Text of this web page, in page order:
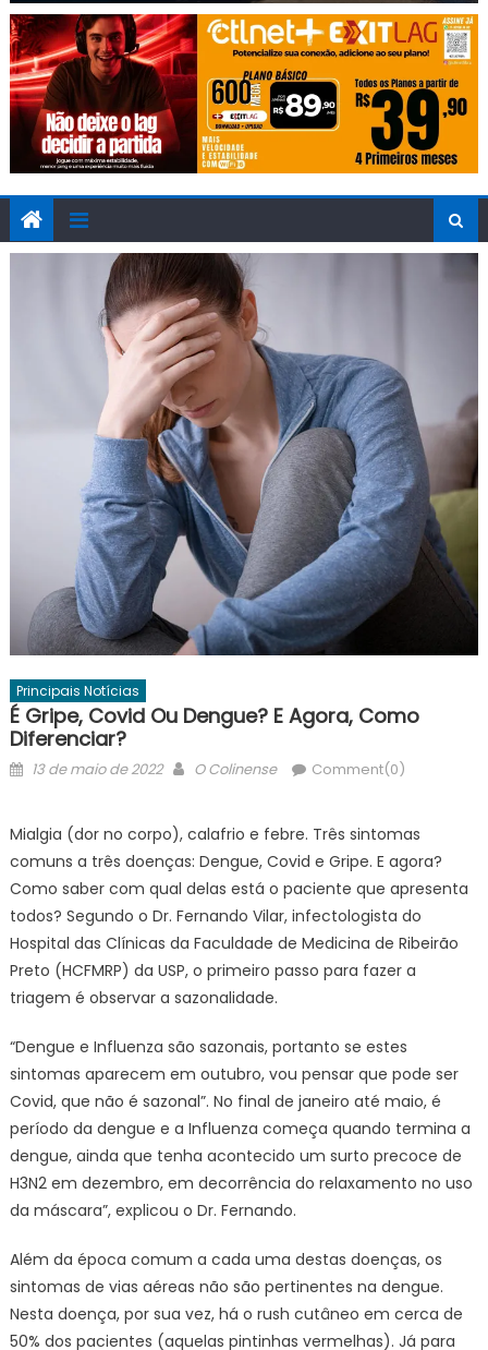
Principais Notícias
É Gripe, Covid Ou Dengue? E Agora, Como
Diferenciar?
Posted
13 de maio de 2022 Author
O Colinense Comment(0)
Mialgia (dor no corpo), calafrio e febre. Três sintomas
comuns a três doenças: Dengue, Covid e Gripe. E agora?
Como saber com qual delas está o paciente que apresenta
todos? Segundo o Dr. Fernando Vilar, infectologista do
Hospital das Clínicas da Faculdade de Medicina de Ribeirão
Preto (HCFMRP) da USP, o primeiro passo para fazer a
triagem é observar a sazonalidade.
“Dengue e Influenza são sazonais, portanto se estes
sintomas aparecem em outubro, vou pensar que pode ser
Covid, que não é sazonal”. No final de janeiro até maio, é
período da dengue e a Influenza começa quando termina a
dengue, ainda que tenha acontecido um surto precoce de
H3N2 em dezembro, em decorrência do relaxamento no uso
da máscara”, explicou o Dr. Fernando.
Além da época comum a cada uma destas doenças, os
sintomas de vias aéreas não são pertinentes na dengue.
Nesta doença, por sua vez, há o rush cutâneo em cerca de
50% dos pacientes (aquelas pintinhas vermelhas). Já para